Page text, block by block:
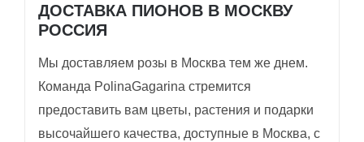
ДОСТАВКА ПИОНОВ В МОСКВУ
РОССИЯ
Мы доставляем розы в Москва тем же днем.
Команда PolinaGagarina стремится
предоставить вам цветы, растения и подарки
высочайшего качества, доступные в Москва, с